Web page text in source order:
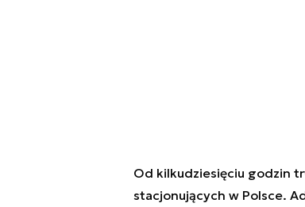
Od kilkudziesięciu godzin
stacjonujących w Polsce.